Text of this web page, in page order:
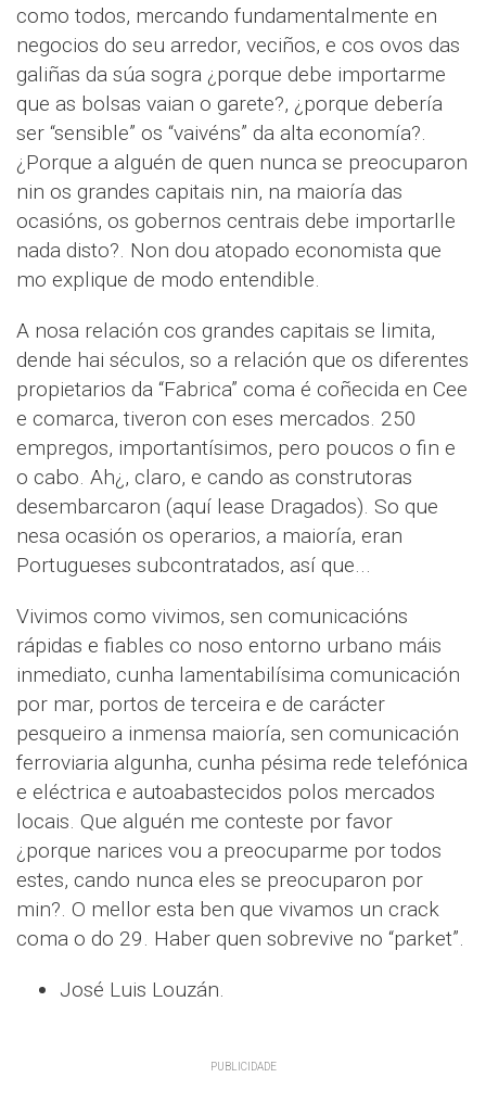
como todos, mercando fundamentalmente en
negocios do seu arredor, veciños, e cos ovos das
galiñas da súa sogra ¿porque debe importarme
que as bolsas vaian o garete?, ¿porque debería
ser “sensible” os “vaivéns” da alta economía?.
¿Porque a alguén de quen nunca se preocuparon
nin os grandes capitais nin, na maioría das
ocasións, os gobernos centrais debe importarlle
nada disto?. Non dou atopado economista que
mo explique de modo entendible.
A nosa relación cos grandes capitais se limita,
dende hai séculos, so a relación que os diferentes
propietarios da “Fabrica” coma é coñecida en Cee
e comarca, tiveron con eses mercados. 250
empregos, importantísimos, pero poucos o fin e
o cabo. Ah¿, claro, e cando as construtoras
desembarcaron (aquí lease Dragados). So que
nesa ocasión os operarios, a maioría, eran
Portugueses subcontratados, así que...
Vivimos como vivimos, sen comunicacións
rápidas e fiables co noso entorno urbano máis
inmediato, cunha lamentabilísima comunicación
por mar, portos de terceira e de carácter
pesqueiro a inmensa maioría, sen comunicación
ferroviaria algunha, cunha pésima rede telefónica
e eléctrica e autoabastecidos polos mercados
locais. Que alguén me conteste por favor
¿porque narices vou a preocuparme por todos
estes, cando nunca eles se preocuparon por
min?. O mellor esta ben que vivamos un crack
coma o do 29. Haber quen sobrevive no “parket”.
José Luis Louzán.